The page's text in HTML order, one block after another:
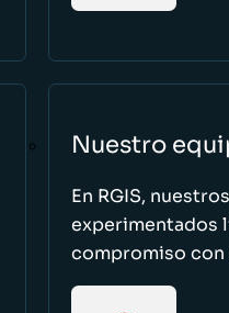
Nuestro
En RGIS,
experimentados
compromiso con